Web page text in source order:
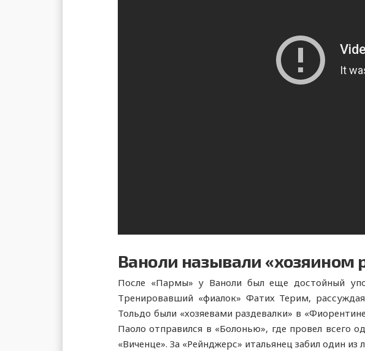
Ваноли называли «хозяином
После «Пармы» у Ваноли был еще достойный
Тренировавший «фиалок» Фатих Терим,
Тольдо были «хозяевами раздевалки» в
Паоло отправился в «Болонью», где провел всего
«Виченце». За «Рейнджерс» итальянец забил один